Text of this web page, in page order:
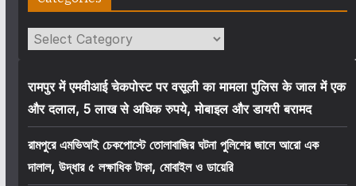
Categories
रामपुर में एमवीआई चेकपोस्ट पर वसूली का मामला पुलिस के जाल में एक
और दलाल, 5 लाख से अधिक रुपये, मोबाइल और डायरी बरामद
রামপুরে এমভিআই চেকপোস্টে তোলাবাজির ঘটনা পুলিশের জালে আরো এক
দালাল, উদ্ধার ৫ লক্ষাধিক টাকা, মোবাইল ও ডায়েরি